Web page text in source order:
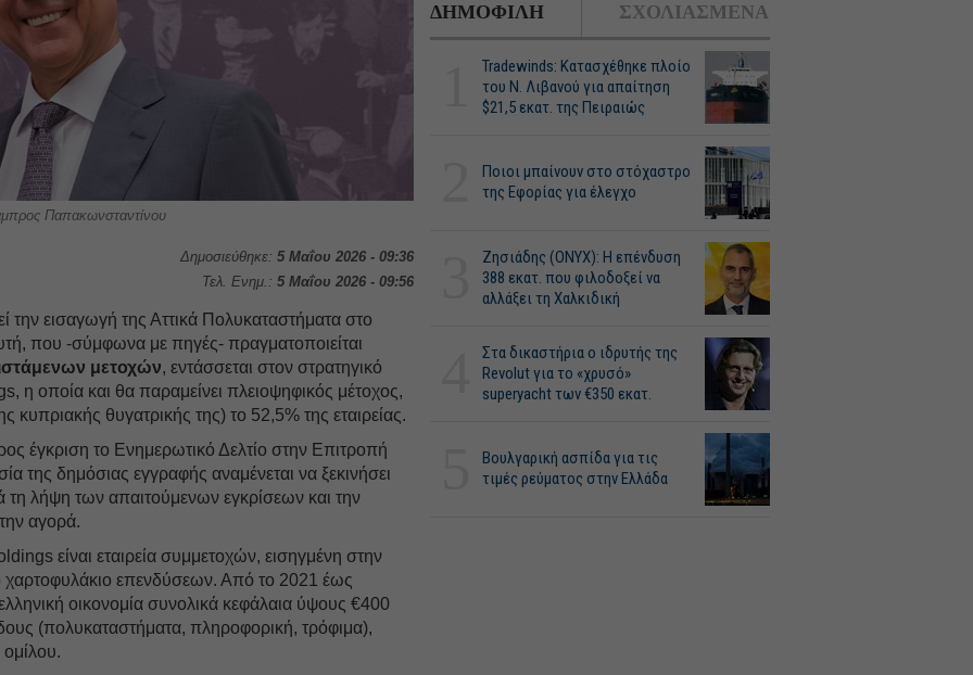
Παπακωνσταντίνου
Δημοσιεύθηκε: 5 Μαΐου 2026 - 09:36
Τελ. Ενημ.: 5 Μαΐου 2026 - 09:56
εισαγωγή της Αττικά Πολυκαταστήματα στο
που -σύμφωνα με πηγές- πραγματοποιείται
μετοχών, εντάσσεται στον στρατηγικό
η οποία και θα παραμείνει πλειοψηφικός μέτοχος,
κυπριακής θυγατρικής της) το 52,5% της εταιρείας.
έγκριση το Ενημερωτικό Δελτίο στην Επιτροπή
της δημόσιας εγγραφής αναμένεται να ξεκινήσει
τη λήψη των απαιτούμενων εγκρίσεων και την
αγορά.
είναι εταιρεία συμμετοχών, εισηγμένη στην
χαρτοφυλάκιο επενδύσεων. Από το 2021 έως
οικονομία συνολικά κεφάλαια ύψους €400
(πολυκαταστήματα, πληροφορική, τρόφιμα),
ΔΗΜΟΦΙΛΗ ΣΧΟΛΙΑΣΜΕΝΑ
Tradewinds: Κατασχέθηκε πλοίο
του Ν. Λιβανού για απαίτηση
$21,5 εκατ. της Πειραιώς
Ποιοι μπαίνουν στο στόχαστρο
της Εφορίας για έλεγχο
Ζησιάδης (ONYX): Η επένδυση
388 εκατ. που φιλοδοξεί να
αλλάξει τη Χαλκιδική
Στα δικαστήρια ο ιδρυτής της
Revolut για το «χρυσό»
superyacht των €350 εκατ.
Βουλγαρική ασπίδα για τις
τιμές ρεύματος στην Ελλάδα